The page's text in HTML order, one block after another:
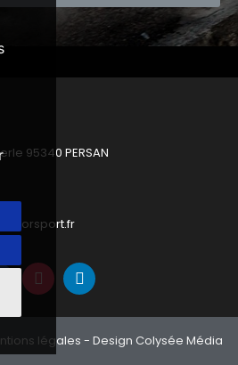
95340 PERSAN
légales - Design Colysée Média